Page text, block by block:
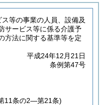
等の事業の人員、設備及
サービス等に係る介護予
方法に関する基準等を定
平成24年12月21日
条例第47号
11条の2―第21条)